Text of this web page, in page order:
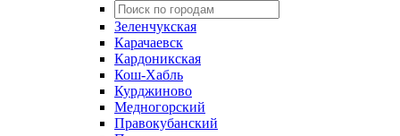
Зеленчукская
Карачаевск
Кардоникская
Кош-Хабль
Курджиново
Медногорский
Правокубанский